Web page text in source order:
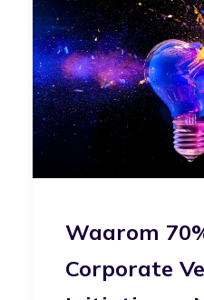
Waarom
Corporate